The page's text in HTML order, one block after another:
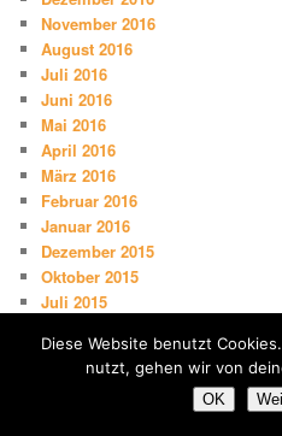
November 2016
August 2016
Juli 2016
Juni 2016
Mai 2016
April 2016
März 2016
Februar 2016
Januar 2016
Dezember 2015
Oktober 2015
Juli 2015
Mai 2015
März 2015
Diese Website benutzt
nutzt, gehen wir von
OK